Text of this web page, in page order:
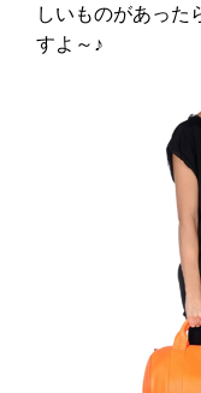
しいものがあった
すよ～♪